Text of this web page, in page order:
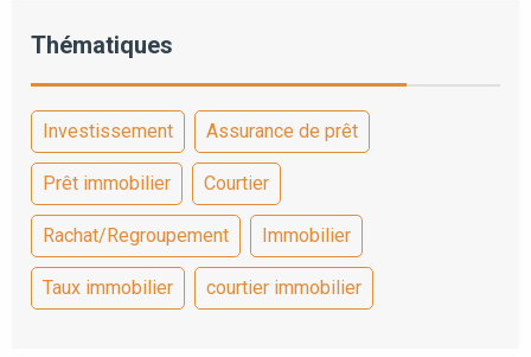
Thématiques
Investissement Assurance de prêt
Prêt immobilier Courtier
Rachat/Regroupement Immobilier
Taux immobilier courtier immobilier